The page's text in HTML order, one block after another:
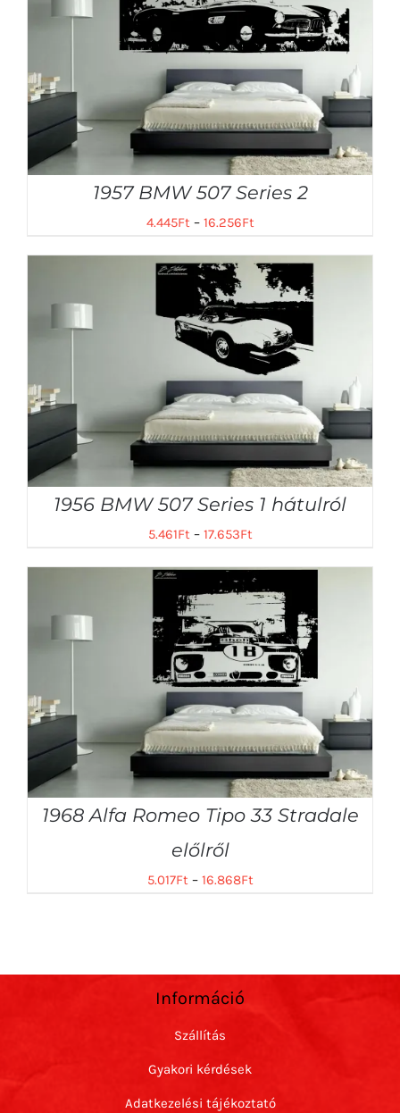
1957 BMW 507 Series 2
4.445Ft– 16.256Ft
1956 BMW 507 Series 1 hátulról
5.461Ft– 17.653Ft
1968 Alfa Romeo Tipo 33 Stradale
előlről
5.017Ft– 16.868Ft
Információ
Szállítás
Gyakori kérdések
Adatkezelési tájékoztató